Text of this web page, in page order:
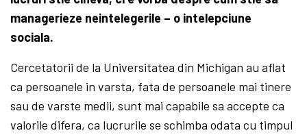
managerieze neintelegerile – o intelepciune
sociala.
Cercetatorii de la Universitatea din Michigan au aflat
ca persoanele in varsta, fata de persoanele mai tinere
sau de varste medii, sunt mai capabile sa accepte ca
valorile difera, ca lucrurile se schimba odata cu timpul